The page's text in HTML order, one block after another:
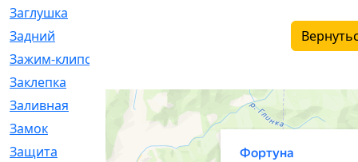
Заглушка
Задний
Зажим-клипса
Заклепка
Заливная
[4]
Замок
[12]
Защита
[79]